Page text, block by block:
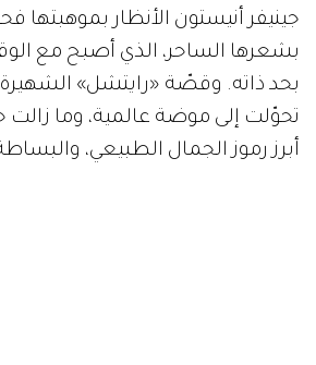
جينيفر أنيستون الأنظار بموهبتها
بشعرها الساحر، الذي أصبح مع
بحد ذاته. وقصّة «رايتشل»
تحوّلت إلى موضة عالمية، وما زالت
أبرز رموز الجمال الطبيعي،